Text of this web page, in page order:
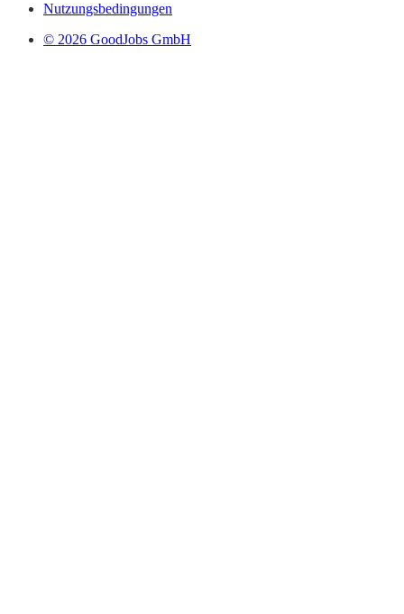
Nutzungsbedingungen
© 2026 GoodJobs GmbH